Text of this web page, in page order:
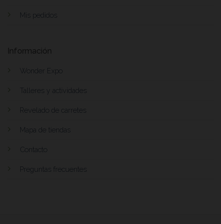
Mis pedidos
Información
Wonder Expo
Talleres y actividades
Revelado de carretes
Mapa de tiendas
Contacto
Preguntas frecuentes